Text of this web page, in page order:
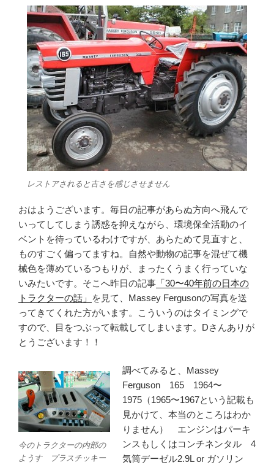
レストアされると古さを感じさせません
おはようございます。毎日の記事があらぬ方向へ飛んで
いってしてしまう誘惑を抑えながら、環境保全活動のイ
ベントを待っているわけですが、あらためて見直すと、
ものすごく偏ってますね。自然や動物の記事を混ぜて機
械色を薄めているつもりが、まったくうまく行っていな
いみたいです。そこへ昨日の記事 「30〜40年前の日本の
トラクターの話」
を見て、Massey Fergusonの写真を送
ってきてくれた方がいます。こういうのはタイミングで
すので、目をつぶって転載してしまいます。Dさんありが
とうございます！！
今のトラクターの内部の
ようす プラスチッキー
調べてみると、Massey
Ferguson 165 1964〜
1975（1965〜1967という記載も
見かけて、本当のところはわか
りません） エンジンはパーキ
ンスもしくはコンチネンタル 4
気筒デーゼル2.9L or ガソリン